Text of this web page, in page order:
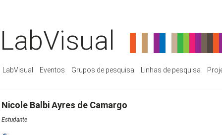
LabVisual
LabVisual Eventos Grupos de pesquisa Linhas de pesquisa
Nicole Balbi Ayres de Camargo
Estudante